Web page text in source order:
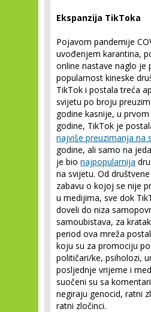
Ekspanzija TikToka
Pojavom pandemije
uvođenjem karantina,
online nastave naglo je
popularnost kineske
TikTok i postala treća
svijetu po broju
godine kasnije, u
godine, TikTok je
najviše preuzimanja na
godine, ali samo na
je bio najpopularnija
na svijetu. Od
zabavu o kojoj se nije
u medijima, sve dok
doveli do niza
samoubistava, za
period ova mreža
koju su za promociju
političari/ke, psiholozi,
posljednje vrijeme i
suočeni su sa
negiraju genocid, ratni
ratni zločinci.